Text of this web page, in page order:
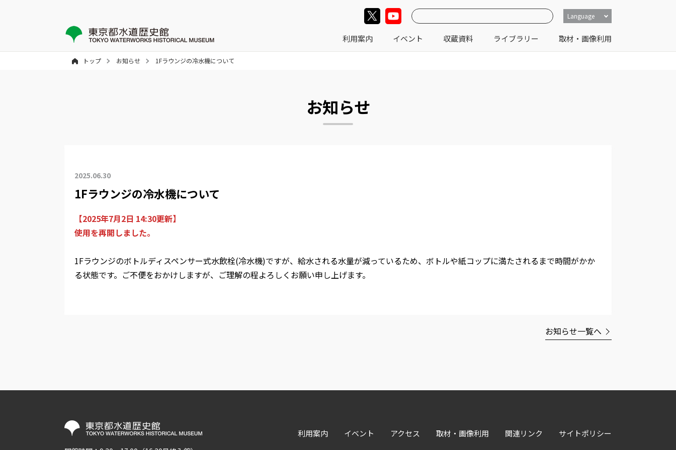
Language
利用案内 イベント 収蔵資料 ライブラリー 取材・画像利用
トップ お知らせ 1Fラウンジの冷水機について
お知らせ
2025.06.30
1Fラウンジの冷水機について
【2025年7月2日 14:30更新】
使用を再開しました。
1Fラウンジのボトルディスペンサー式水飲栓(冷水機)ですが、給水される水量が減っているため、ボトルや紙コップに満たされるまで時間がかか
る状態です。ご不便をおかけしますが、ご理解の程よろしくお願い申し上げます。
お知らせ一覧へ
利用案内 イベント アクセス 取材・画像利用 関連リンク サイトポリシー